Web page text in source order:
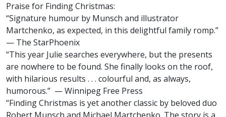
Praise for Finding Christmas:
“Signature humour by Munsch and illustrator
Martchenko, as expected, in this delightful family romp.”
— The StarPhoenix
“This year Julie searches everywhere, but the presents
are nowhere to be found. She finally looks on the roof,
with hilarious results . . . colourful and, as always,
humorous.” — Winnipeg Free Press
“Finding Christmas is yet another classic by beloved duo